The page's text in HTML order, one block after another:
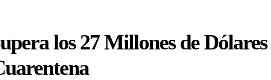
los 27 Millones de Dólares